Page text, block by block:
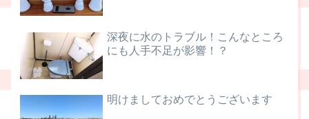
深夜に水のトラブル！こんなところ
にも人手不足が影響！？
明けましておめでとうございます